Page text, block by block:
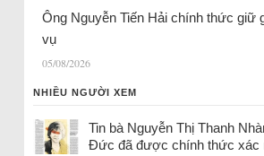
Ông Nguyễn Tiến Hải chính thức giữ
vụ
05/08/2026
NHIỀU NGƯỜI XEM
Tin bà Nguyễn Thị Thanh
Đức đã được chính thức xác